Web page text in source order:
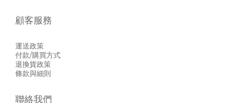
顧客服務
運送政策
付款/購買方式
退換貨政策
條款與細則
聯絡我們